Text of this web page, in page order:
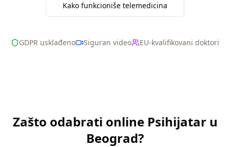
Kako funkcioniše telemedicina
GDPR usklađeno Siguran video EU-kvalifikovani doktori
Zašto odabrati online Psihijatar u
Beograd?